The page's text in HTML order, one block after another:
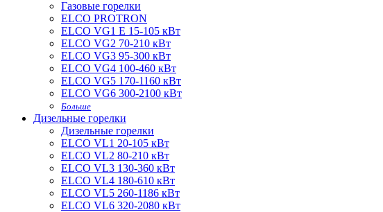
Газовые горелки
ELCO PROTRON
ELCO VG1 E 15-105 кВт
ELCO VG2 70-210 кВт
ELCO VG3 95-300 кВт
ELCO VG4 100-460 кВт
ELCO VG5 170-1160 кВт
ELCO VG6 300-2100 кВт
Больше
Дизельные горелки
Дизельные горелки
ELCO VL1 20-105 кВт
ELCO VL2 80-210 кВт
ELCO VL3 130-360 кВт
ELCO VL4 180-610 кВт
ELCO VL5 260-1186 кВт
ELCO VL6 320-2080 кВт